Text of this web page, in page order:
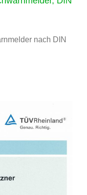
nach DIN